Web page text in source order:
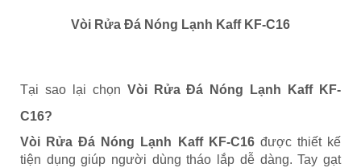
Vòi Rửa Đá Nóng Lạnh Kaff KF-C16
Tại sao lại chọn Vòi Rửa Đá Nóng Lạnh Kaff KF-
C16?
Vòi Rửa Đá Nóng Lạnh Kaff KF-C16 được thiết kế
tiện dụng giúp người dùng tháo lắp dễ dàng. Tay gạt